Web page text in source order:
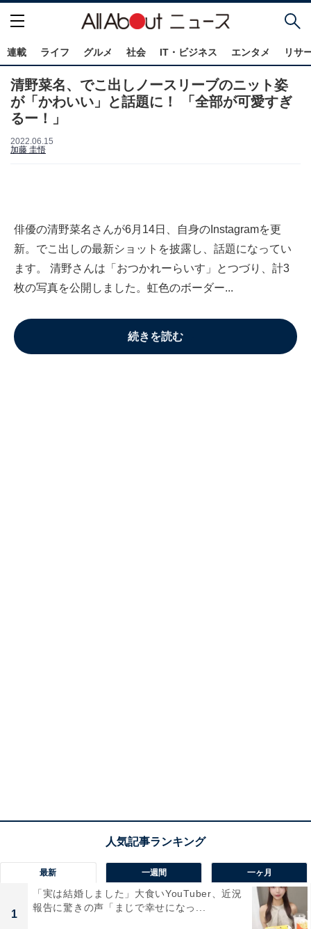
連載 ライフ グルメ 社会 IT・ビジネス エンタメ リサ
清野菜名、でこ出しノースリーブのニット姿
が「かわいい」と話題に！ 「全部が可愛すぎ
るー！」
2022.06.15
加藤 圭悟
俳優の清野菜名さんが6月14日、自身のInstagramを更
新。でこ出しの最新ショットを披露し、話題になってい
ます。 清野さんは「おつかれーらいす」とつづり、計3
枚の写真を公開しました。虹色のボーダー...
続きを読む
最新 一週間 一ヶ月
1
「実は結婚しました」大食いYouTuber、近況
報告に驚きの声「まじで幸せになっ...